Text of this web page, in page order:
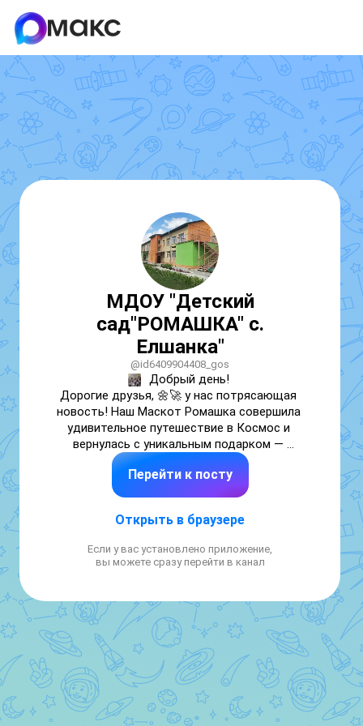
МДОУ "Детский
сад"РОМАШКА" с.
Елшанка"
@id6409904408_gos
Добрый день!
Дорогие друзья, 🌼🚀 у нас потрясающая
новость! Наш Маскот Ромашка совершила
удивительное путешествие в Космос и
вернулась с уникальным подарком —
космической зарядкой!
Не упустите возможность присоединиться
к нам и зарядиться космической энергией!
Перейти к посту
Открыть в браузере
Если у вас установлено приложение,
вы можете сразу перейти в канал